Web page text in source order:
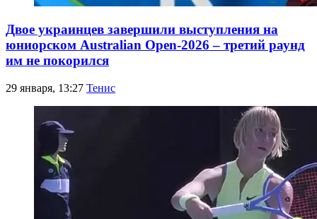
Двое украинцев завершили выступления на
юниорском Australian Open-2026 – третий раунд
им не покорился
29 января, 13:27 Тенис